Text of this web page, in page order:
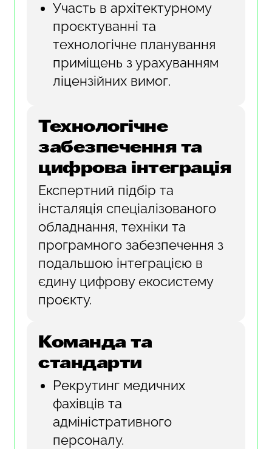
Участь в архітектурному
проєктуванні та
технологічне планування
приміщень з урахуванням
ліцензійних вимог.
Технологічне
забезпечення та
цифрова інтеграція
Експертний підбір та
інсталяція спеціалізованого
обладнання, техніки та
програмного забезпечення з
подальшою інтеграцією в
єдину цифрову екосистему
проєкту.
Команда та
стандарти
Рекрутинг медичних
фахівців та
адміністративного
персоналу.